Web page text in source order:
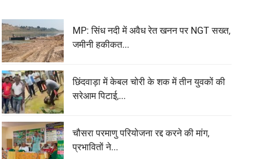
MP: सिंध नदी में अवैध रेत खनन पर NGT सख्त,
जमीनी हकीकत...
छिंदवाड़ा में केबल चोरी के शक में तीन युवकों की
सरेआम पिटाई,...
चौसरा परमाणु परियोजना रद्द करने की मांग,
प्रभावितों ने...